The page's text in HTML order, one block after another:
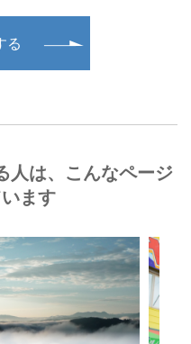
る
人は、こんなページ
ます